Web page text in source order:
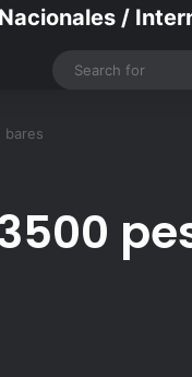
Nacionales /
bares